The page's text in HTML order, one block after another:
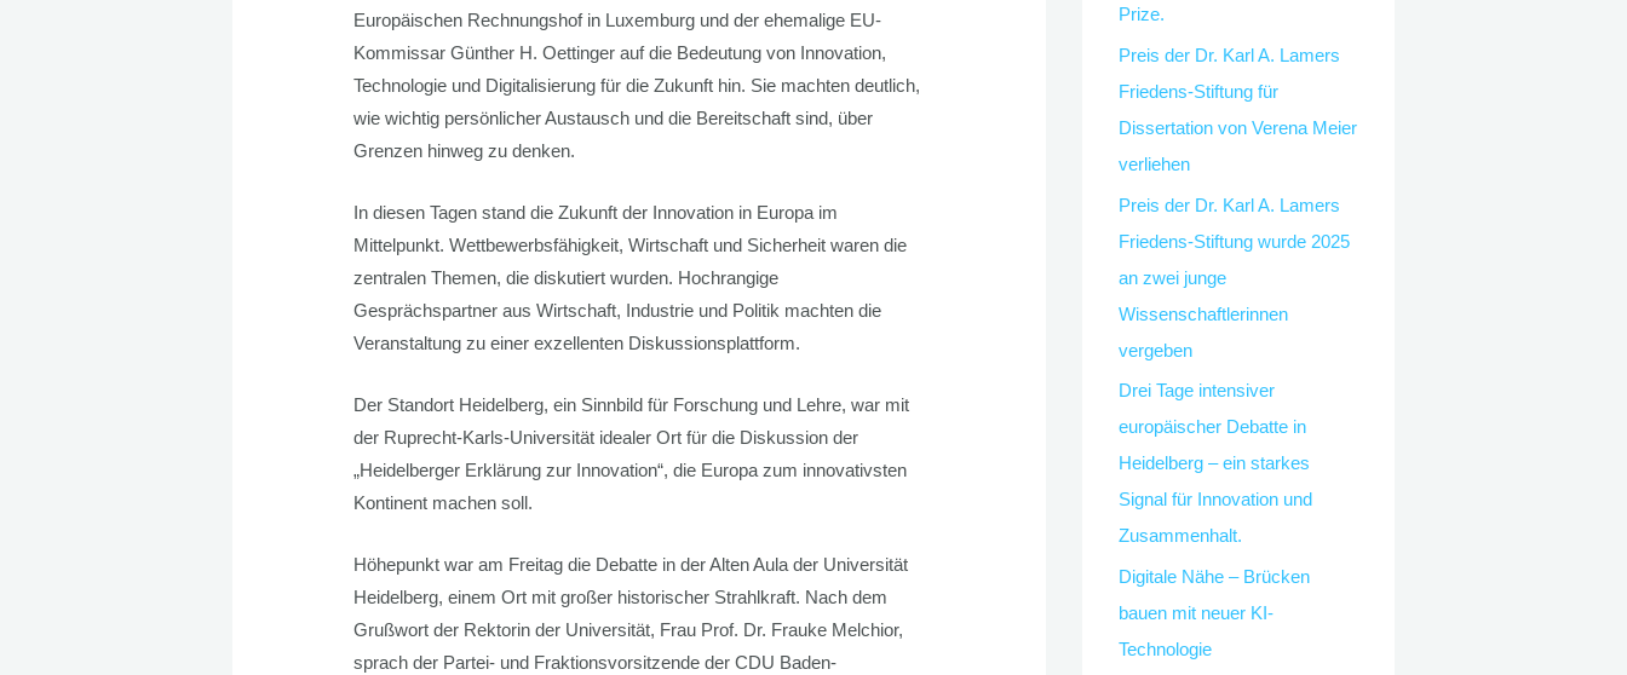
Europäischen Rechnungshof in Luxemburg und der ehemalige EU-
Kommissar Günther H. Oettinger auf die Bedeutung von Innovation,
Technologie und Digitalisierung für die Zukunft hin. Sie machten deutlich,
wie wichtig persönlicher Austausch und die Bereitschaft sind, über
Grenzen hinweg zu denken.
In diesen Tagen stand die Zukunft der Innovation in Europa im
Mittelpunkt. Wettbewerbsfähigkeit, Wirtschaft und Sicherheit waren die
zentralen Themen, die diskutiert wurden. Hochrangige
Gesprächspartner aus Wirtschaft, Industrie und Politik machten die
Veranstaltung zu einer exzellenten Diskussionsplattform.
Der Standort Heidelberg, ein Sinnbild für Forschung und Lehre, war mit
der Ruprecht-Karls-Universität idealer Ort für die Diskussion der
„Heidelberger Erklärung zur Innovation“, die Europa zum innovativsten
Kontinent machen soll.
Höhepunkt war am Freitag die Debatte in der Alten Aula der Universität
Heidelberg, einem Ort mit großer historischer Strahlkraft. Nach dem
Grußwort der Rektorin der Universität, Frau Prof. Dr. Frauke Melchior,
sprach der Partei- und Fraktionsvorsitzende der CDU Baden-
Prize.
Preis der Dr. Karl A. Lamers
Friedens-Stiftung für
Dissertation von Verena Meier
verliehen
Preis der Dr. Karl A. Lamers
Friedens-Stiftung wurde 2025
an zwei junge
Wissenschaftlerinnen
vergeben
Drei Tage intensiver
europäischer Debatte in
Heidelberg – ein starkes
Signal für Innovation und
Zusammenhalt.
Digitale Nähe – Brücken
bauen mit neuer KI-
Technologie